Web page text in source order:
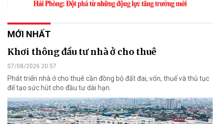
MỚI NHẤT
Khơi thông đầu tư nhà ở cho thuê
07/08/2026 20:57
Phát triển nhà ở cho thuê cần đồng bộ đất đai, vốn, thuế và thủ tục
để tạo sức hút cho đầu tư dài hạn.